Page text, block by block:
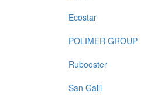
Ecostar
POLIMER GROUP
Rubooster
San Galli